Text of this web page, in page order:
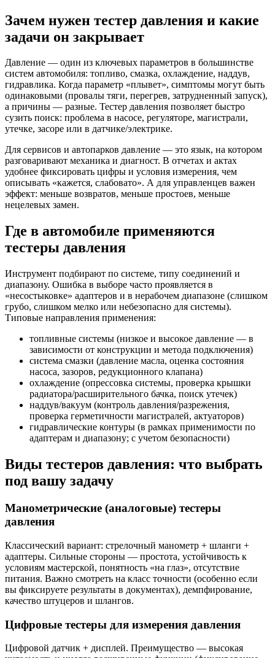
Зачем нужен тестер давления и какие
задачи он закрывает
Давление — один из ключевых параметров в большинстве
систем автомобиля: топливо, смазка, охлаждение, наддув,
гидравлика. Когда параметр «плывет», симптомы могут быть
одинаковыми (провалы тяги, перегрев, затрудненный запуск),
а причины — разные. Тестер давления позволяет быстро
сузить поиск: проблема в насосе, регуляторе, магистрали,
утечке, засоре или в датчике/электрике.
Для сервисов и автопарков давление — это язык, на котором
разговаривают механика и диагност. В отчетах и актах
удобнее фиксировать цифры и условия измерения, чем
описывать «кажется, слабовато». А для управленцев важен
эффект: меньше возвратов, меньше простоев, меньше
нецелевых замен.
Где в автомобиле применяются
тестеры давления
Инструмент подбирают по системе, типу соединений и
диапазону. Ошибка в выборе часто проявляется в
«несостыковке» адаптеров и в нерабочем диапазоне (слишком
грубо, слишком мелко или небезопасно для системы).
Типовые направления применения:
топливные системы (низкое и высокое давление — в
зависимости от конструкции и метода подключения)
система смазки (давление масла, оценка состояния
насоса, зазоров, редукционного клапана)
охлаждение (опрессовка системы, проверка крышки
радиатора/расширительного бачка, поиск утечек)
наддув/вакуум (контроль давления/разрежения,
проверка герметичности магистралей, актуаторов)
гидравлические контуры (в рамках применимости по
адаптерам и диапазону; с учетом безопасности)
Виды тестеров давления: что выбрать
под вашу задачу
Манометрические (аналоговые) тестеры
давления
Классический вариант: стрелочный манометр + шланги +
адаптеры. Сильные стороны — простота, устойчивость к
условиям мастерской, понятность «на глаз», отсутствие
питания. Важно смотреть на класс точности (особенно если
вы фиксируете результаты в документах), демпфирование,
качество штуцеров и шлангов.
Цифровые тестеры для измерения давления
Цифровой датчик + дисплей. Преимущество — высокая